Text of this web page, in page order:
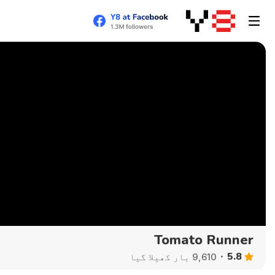
Tomato Runner
5.8 9,610 بار کھیلا گیا